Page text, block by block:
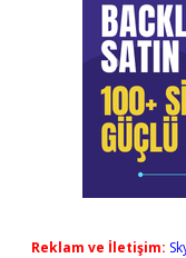
Reklam ve İletişim: